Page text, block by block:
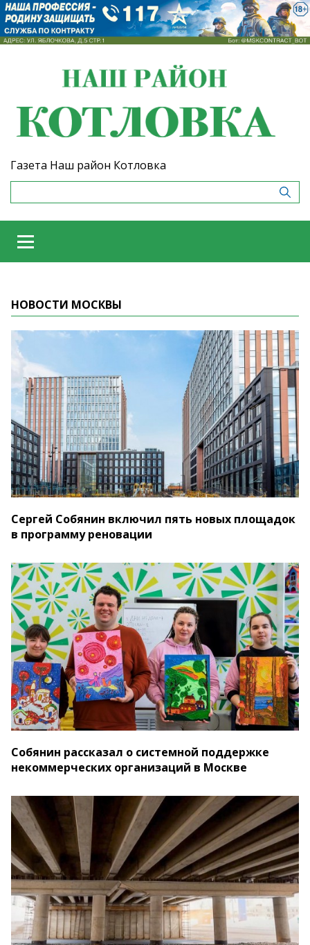
Газета Наш район Котловка
НОВОСТИ МОСКВЫ
Сергей Собянин включил пять новых площадок
в программу реновации
Собянин рассказал о системной поддержке
некоммерческих организаций в Москве